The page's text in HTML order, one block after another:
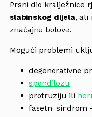
Prsni dio kralježnice
slabinskog dijela, ali
značajne bolove.
Mogući problemi
degenerativne
spondilozu
protruziju ili
fasetni sindrom